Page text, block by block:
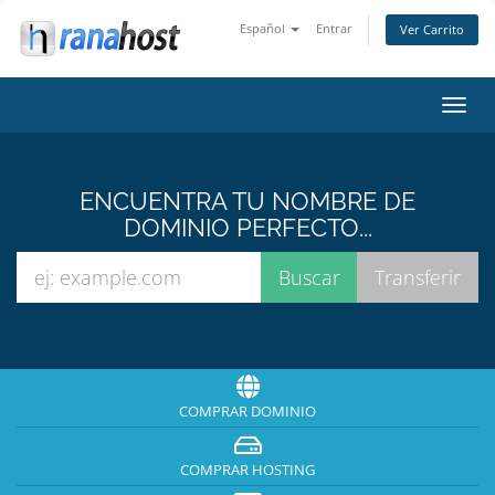
Español Entrar Ver Carrito
ENCUENTRA TU NOMBRE DE
DOMINIO PERFECTO...
COMPRAR DOMINIO
COMPRAR HOSTING